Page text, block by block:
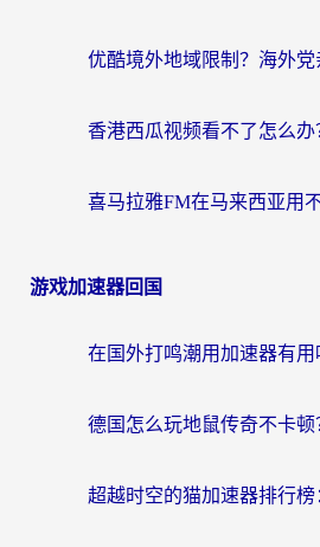
游戏加速器回国